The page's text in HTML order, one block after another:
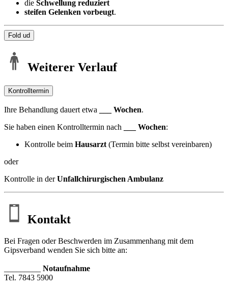
die Schwellung reduziert
steifen Gelenken vorbeugt.
Fold ud
Weiterer Verlauf
Kontrolltermin
Ihre Behandlung dauert etwa ___ Wochen.
Sie haben einen Kontrolltermin nach
___ Wochen:
Kontrolle beim Hausarzt(Termin bitte selbst vereinbaren)
oder
Kontrolle in derUnfallchirurgischen Ambulanz
Kontakt
Bei Fragen oder Beschwerden im Zusammenhang mit dem
Gipsverband wenden Sie sich bitte an:
Notaufnahme
Tel. 7843 5900